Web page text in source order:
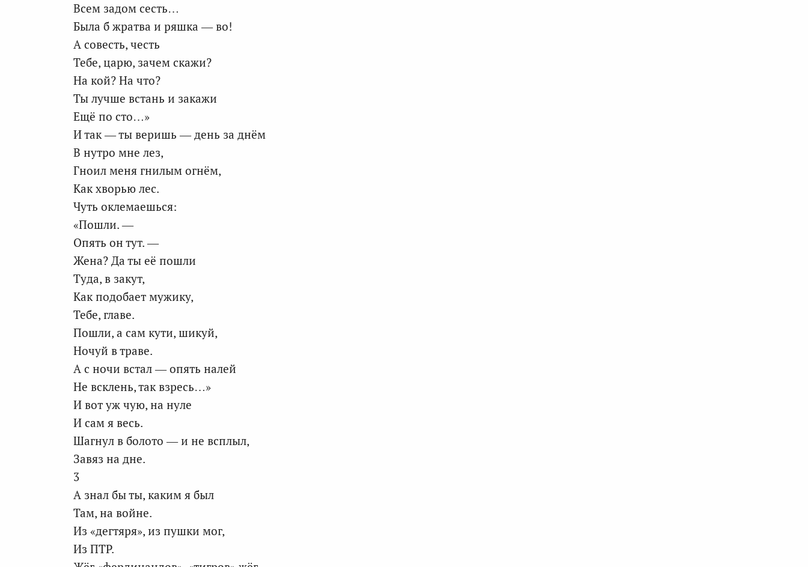
Всем задом сесть…
Была б жратва и ряшка — во!
А совесть, честь
Тебе, царю, зачем скажи?
На кой? На что?
Ты лучше встань и закажи
Ещё по сто…»
И так — ты веришь — день за днём
В нутро мне лез,
Гноил меня гнилым огнём,
Как хворью лес.
Чуть оклемаешься:
«Пошли. —
Опять он тут. —
Жена? Да ты её пошли
Туда, в закут,
Как подобает мужику,
Тебе, главе.
Пошли, а сам кути, шикуй,
Ночуй в траве.
А с ночи встал — опять налей
Не всклень, так взресь…»
И вот уж чую, на нуле
И сам я весь.
Шагнул в болото — и не всплыл,
Завяз на дне.
3
А знал бы ты, каким я был
Там, на войне.
Из «дегтяря», из пушки мог,
Из ПТР.